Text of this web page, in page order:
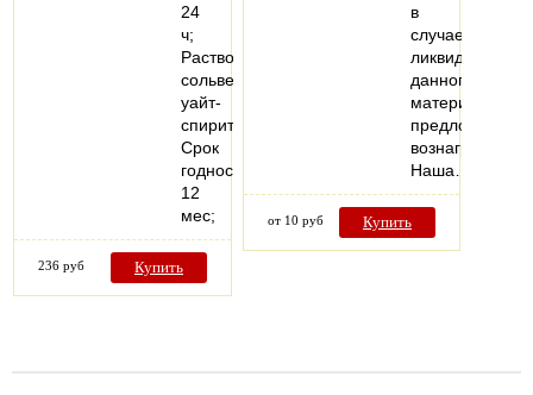
24
ч;
Растворитель:
сольвент,
уайт-
спирит;
Срок
годности:
12
мес;
236 руб Купить
в
случае
ликвидности
данного
материала
предложит
Наша…
от 10 руб Купить